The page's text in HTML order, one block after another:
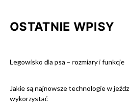
OSTATNIE WPISY
Legowisko dla psa – rozmiary i funkcje
Jakie są najnowsze technologie w
wykorzystać